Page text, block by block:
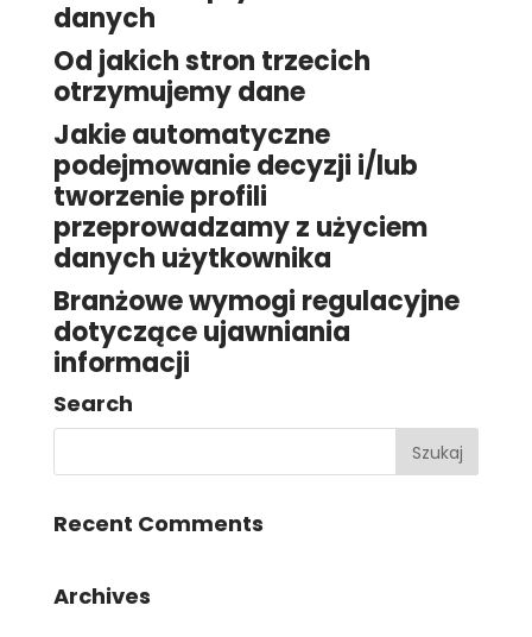
danych
Od jakich stron trzecich
otrzymujemy dane
Jakie automatyczne
podejmowanie decyzji i/lub
tworzenie profili
przeprowadzamy z użyciem
danych użytkownika
Branżowe wymogi regulacyjne
dotyczące ujawniania
informacji
Search
Recent Comments
Archives